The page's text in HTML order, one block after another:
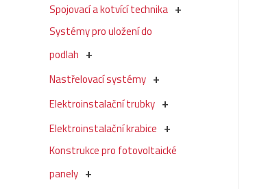
Spojovací a kotvící technika
Systémy pro uložení do
podlah
Nastřelovací systémy
Elektroinstalační trubky
Elektroinstalační krabice
Konstrukce pro fotovoltaické
panely